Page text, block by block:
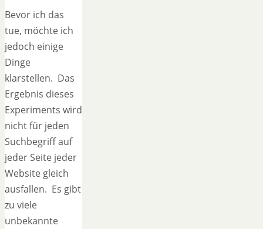
Bevor ich das
tue, möchte ich
jedoch einige
Dinge
klarstellen. Das
Ergebnis dieses
Experiments wird
nicht für jeden
Suchbegriff auf
jeder Seite jeder
Website gleich
ausfallen. Es gibt
zu viele
unbekannte